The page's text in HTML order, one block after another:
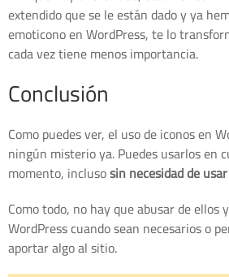
extendido que se le están dado y ya
emoticono en WordPress, te lo
cada vez tiene menos importancia.
Conclusión
Como puedes ver, el uso de iconos en
ningún misterio ya. Puedes usarlos en
momento, inclusosin necesidad de
Como todo, no hay que abusar de
WordPress cuando sean necesarios o
aportar algo al sitio.